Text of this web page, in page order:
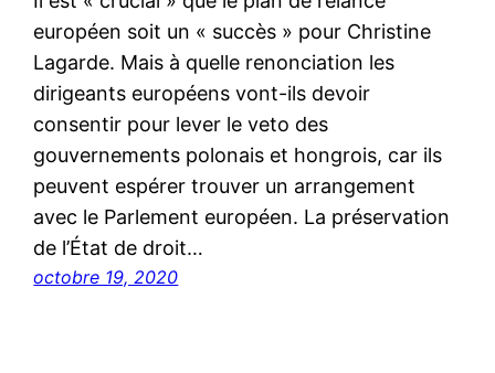
européen soit un « succès » pour Christine
Lagarde. Mais à quelle renonciation les
dirigeants européens vont-ils devoir
consentir pour lever le veto des
gouvernements polonais et hongrois, car ils
peuvent espérer trouver un arrangement
avec le Parlement européen. La préservation
de l’État de droit…
octobre 19, 2020